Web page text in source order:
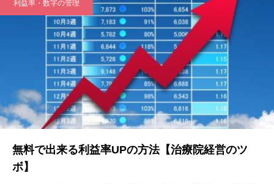
利益率・数字の管理
無料で出来る利益率UPの方法【治療院経営のツ
ボ】